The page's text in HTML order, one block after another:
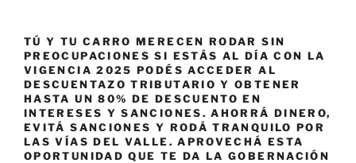
TÚ Y TU CARRO MERECEN RODAR SIN
PREOCUPACIONES SI ESTÁS AL DÍA CON LA
VIGENCIA 2025 PODÉS ACCEDER AL
DESCUENTAZO TRIBUTARIO Y OBTENER
HASTA UN 80% DE DESCUENTO EN
INTERESES Y SANCIONES. AHORRÁ DINERO,
EVITÁ SANCIONES Y RODÁ TRANQUILO POR
LAS VÍAS DEL VALLE. APROVECHÁ ESTA
OPORTUNIDAD QUE TE DA LA GOBERNACIÓN